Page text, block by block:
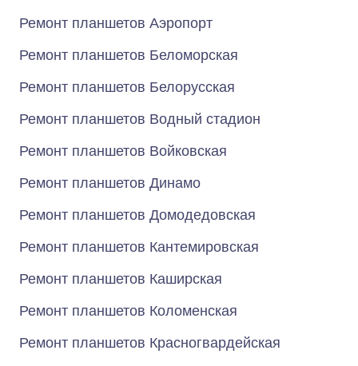
Ремонт планшетов Аэропорт
Ремонт планшетов Беломорская
Ремонт планшетов Белорусская
Ремонт планшетов Водный стадион
Ремонт планшетов Войковская
Ремонт планшетов Динамо
Ремонт планшетов Домодедовская
Ремонт планшетов Кантемировская
Ремонт планшетов Каширская
Ремонт планшетов Коломенская
Ремонт планшетов Красногвардейская